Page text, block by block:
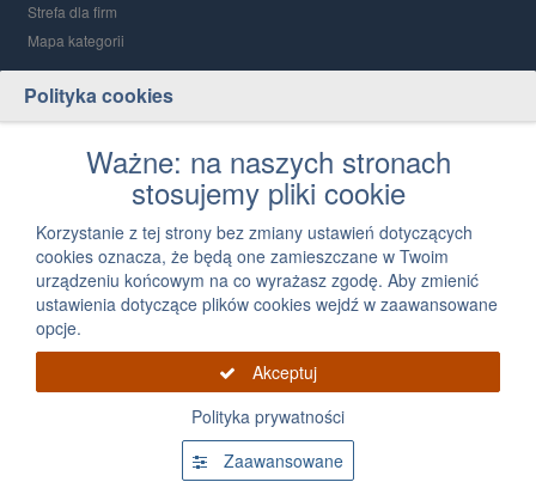
Polityka cookies
Ważne: na naszych stronach
stosujemy pliki cookie
Korzystanie z tej strony bez zmiany ustawień dotyczących
cookies oznacza, że będą one zamieszczane w Twoim
urządzeniu końcowym na co wyrażasz zgodę. Aby zmienić
ustawienia dotyczące plików cookies wejdź w zaawansowane
opcje.
Akceptuj
Polityka prywatności
Zaawansowane
Strefa dla firm
Mapa kategorii
Grupa PGD i Holding 1
12 300 03 05
Napisz, jak możemy Ci pomóc
Grupa PGD 2026 Wszystkie prawa zastrzeżone, powielanie informacji zawartych na
tej stronie zabronione
Powered byDelta Business